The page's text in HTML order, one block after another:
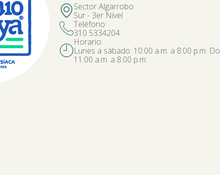
Sector Algarrobo
Sur - 3er Nivel
Teléfono:
310 5334204
Horario:
Lunes a sábado: 10:00 a.m. a 8:00 p.m.
11:00 a.m. a 8:00 p.m.